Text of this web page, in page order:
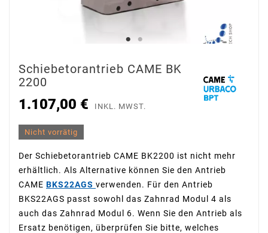
Schiebetorantrieb CAME BK
2200
1.107,00 € INKL. MWST.
Nicht vorrätig
Der Schiebetorantrieb CAME BK2200 ist nicht mehr
erhältlich. Als Alternative können Sie den Antrieb
CAME BKS22AGS verwenden. Für den Antrieb
BKS22AGS passt sowohl das Zahnrad Modul 4 als
auch das Zahnrad Modul 6. Wenn Sie den Antrieb als
Ersatz benötigen, überprüfen Sie bitte, welches